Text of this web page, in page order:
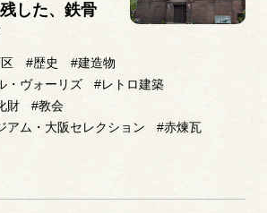
した、鉄骨
#歴史
#建造物
・ヴォーリズ
#レトロ建築
財
#教会
アム・大阪セレクション
#赤煉瓦